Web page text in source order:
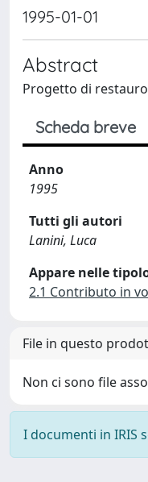
1995-01-01
Abstract
Progetto di
Scheda breve
Anno
1995
Tutti gli autori
Lanini, Luca
Appare nelle
2.1 Contributo in
File in questo
Non ci sono file
I documenti in IRIS